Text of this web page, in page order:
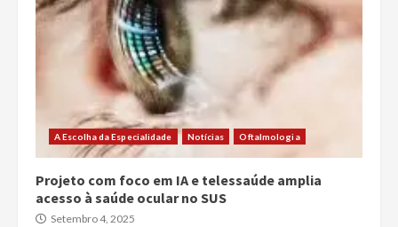
A Escolha da Especialidade Notícias Oftalmologia
Projeto com foco em IA e telessaúde amplia
acesso à saúde ocular no SUS
Setembro 4, 2025